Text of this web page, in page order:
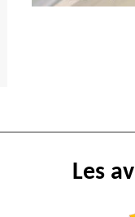
Les